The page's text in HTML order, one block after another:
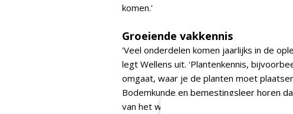
komen.'
Groeiende vakkennis
'Veel onderdelen komen jaarlijks in de
legt Wellens uit. 'Plantenkennis,
omgaat, waar je de planten moet
Bodemkunde en bemestingsleer horen
van het werk: het kunnen begroten van